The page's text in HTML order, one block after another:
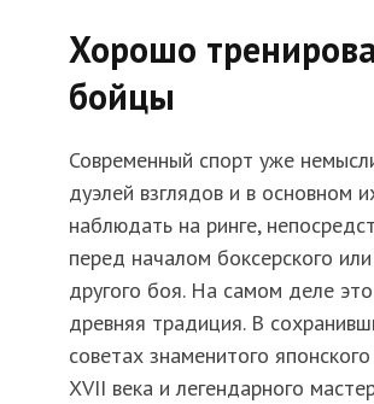
Хорошо
бойцы
Современный спорт уже
дуэлей взглядов и в основном
наблюдать на ринге,
перед началом боксерского
другого боя. На самом деле
древняя традиция. В
советах знаменитого
XVII века и легендарного